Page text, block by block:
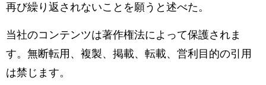
再び繰り返されないことを願うと述べた。
当社のコンテンツは著作権法によって保護されま
す。無断転用、複製、掲載、転載、営利目的の引用
は禁じます。